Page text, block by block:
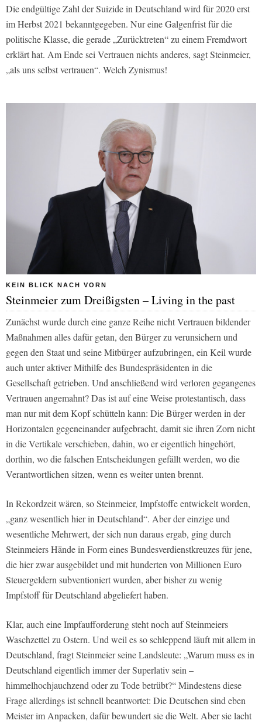
Die endgültige Zahl der Suizide in Deutschland wird für 2020 erst
im Herbst 2021 bekanntgegeben. Nur eine Galgenfrist für die
politische Klasse, die gerade „Zurücktreten“ zu einem Fremdwort
erklärt hat. Am Ende sei Vertrauen nichts anderes, sagt Steinmeier,
„als uns selbst vertrauen“. Welch Zynismus!
KEIN BLICK NACH VORN
Steinmeier zum Dreißigsten – Living in the past
Zunächst wurde durch eine ganze Reihe nicht Vertrauen bildender
Maßnahmen alles dafür getan, den Bürger zu verunsichern und
gegen den Staat und seine Mitbürger aufzubringen, ein Keil wurde
auch unter aktiver Mithilfe des Bundespräsidenten in die
Gesellschaft getrieben. Und anschließend wird verloren gegangenes
Vertrauen angemahnt? Das ist auf eine Weise protestantisch, dass
man nur mit dem Kopf schütteln kann: Die Bürger werden in der
Horizontalen gegeneinander aufgebracht, damit sie ihren Zorn nicht
in die Vertikale verschieben, dahin, wo er eigentlich hingehört,
dorthin, wo die falschen Entscheidungen gefällt werden, wo die
Verantwortlichen sitzen, wenn es weiter unten brennt.
In Rekordzeit wären, so Steinmeier, Impfstoffe entwickelt worden,
„ganz wesentlich hier in Deutschland“. Aber der einzige und
wesentliche Mehrwert, der sich nun daraus ergab, ging durch
Steinmeiers Hände in Form eines Bundesverdienstkreuzes für jene,
die hier zwar ausgebildet und mit hunderten von Millionen Euro
Steuergeldern subventioniert wurden, aber bisher zu wenig
Impfstoff für Deutschland abgeliefert haben.
Klar, auch eine Impfaufforderung steht noch auf Steinmeiers
Waschzettel zu Ostern. Und weil es so schleppend läuft mit allem in
Deutschland, fragt Steinmeier seine Landsleute: „Warum muss es in
Deutschland eigentlich immer der Superlativ sein –
himmelhochjauchzend oder zu Tode betrübt?“ Mindestens diese
Frage allerdings ist schnell beantwortet: Die Deutschen sind eben
Meister im Anpacken, dafür bewundert sie die Welt. Aber sie lacht